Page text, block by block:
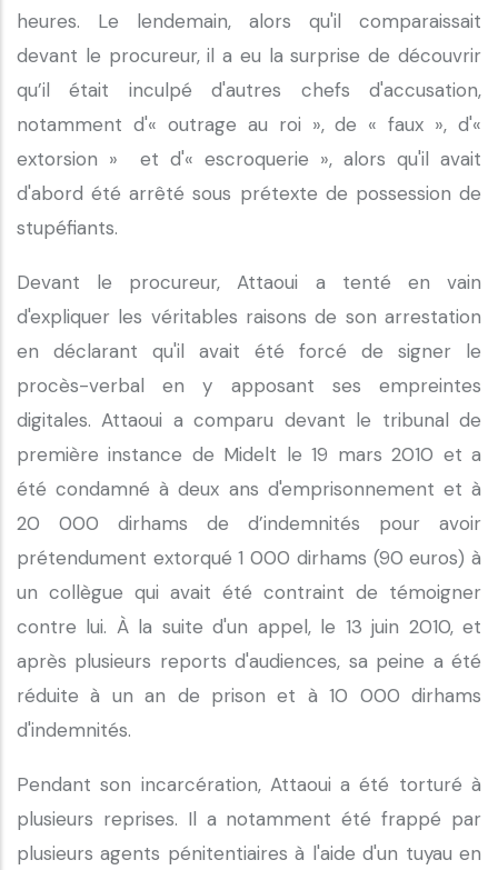
heures. Le lendemain, alors qu'il comparaissait
devant le procureur, il a eu la surprise de découvrir
qu’il était inculpé d'autres chefs d'accusation,
notamment d'« outrage au roi », de « faux », d'«
extorsion » et d'« escroquerie », alors qu'il avait
d'abord été arrêté sous prétexte de possession de
stupéfiants.
Devant le procureur, Attaoui a tenté en vain
d'expliquer les véritables raisons de son arrestation
en déclarant qu'il avait été forcé de signer le
procès-verbal en y apposant ses empreintes
digitales. Attaoui a comparu devant le tribunal de
première instance de Midelt le 19 mars 2010 et a
été condamné à deux ans d'emprisonnement et à
20 000 dirhams de d’indemnités pour avoir
prétendument extorqué 1 000 dirhams (90 euros) à
un collègue qui avait été contraint de témoigner
contre lui. À la suite d'un appel, le 13 juin 2010, et
après plusieurs reports d'audiences, sa peine a été
réduite à un an de prison et à 10 000 dirhams
d'indemnités.
Pendant son incarcération, Attaoui a été torturé à
plusieurs reprises. Il a notamment été frappé par
plusieurs agents pénitentiaires à l'aide d'un tuyau en